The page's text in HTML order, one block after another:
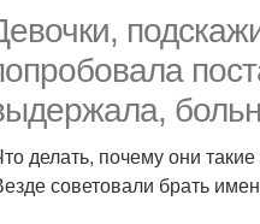
делать, почему они
советовали брать